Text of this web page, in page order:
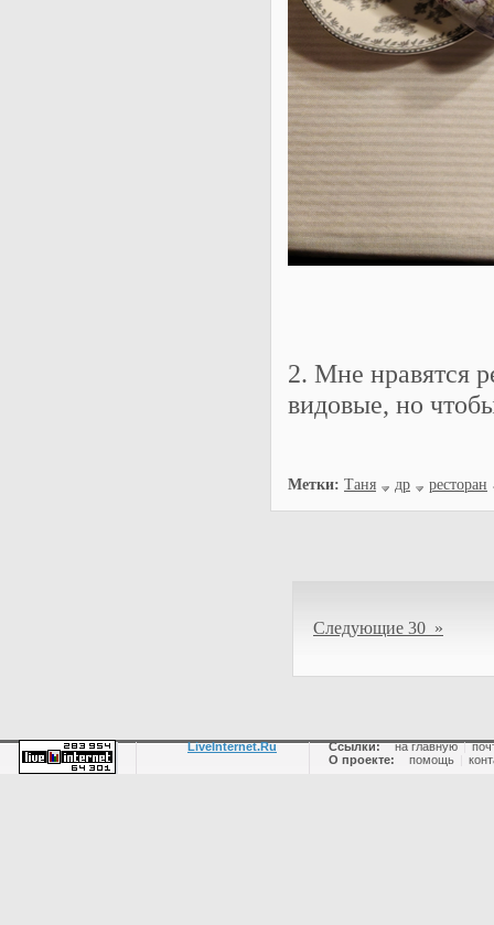
2. Мне нравятся
видовые, но
Метки: Таня др ресторан
Следующие 30 »
LiveInternet.Ru Ссылки: на главную |
О проекте:
помощь